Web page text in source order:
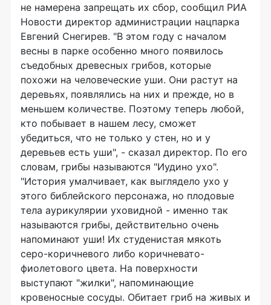
не намерена запрещать их сбор, сообщил РИА
Новости директор администрации нацпарка
Евгений Снегирев. "В этом году с началом
весны в парке особенно много появилось
съедобных древесных грибов, которые
похожи на человеческие уши. Они растут на
деревьях, появлялись на них и прежде, но в
меньшем количестве. Поэтому теперь любой,
кто побывает в нашем лесу, сможет
убедиться, что не только у стен, но и у
деревьев есть уши", - сказал директор. По его
словам, грибы называются "Иудино ухо".
"История умалчивает, как выглядело ухо у
этого библейского персонажа, но плодовые
тела аурикулярии уховидной - именно так
называются грибы, действительно очень
напоминают уши! Их студенистая мякоть
серо-коричневого либо коричневато-
фиолетового цвета. На поверхности
выступают "жилки", напоминающие
кровеносные сосуды. Обитает гриб на живых и